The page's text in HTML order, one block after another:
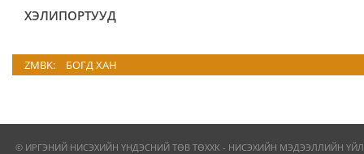
ХЭЛИПОРТУУД
ZMBK: БОГД ХАН
© ИРГЭНИЙ НИСЭХИЙН ҮНДЭСНИЙ ТӨВ ТӨХХК - НИСЭХИЙН МЭДЭЭЛЛИЙН